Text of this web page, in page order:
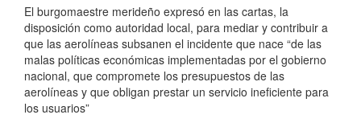
El burgomaestre merideño expresó en las cartas, la
disposición como autoridad local, para mediar y contribuir a
que las aerolíneas subsanen el incidente que nace “de las
malas políticas económicas implementadas por el gobierno
nacional, que compromete los presupuestos de las
aerolíneas y que obligan prestar un servicio ineficiente para
los usuarios”